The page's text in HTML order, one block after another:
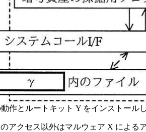
作とルートキット Y をインストール
アクセス以外はマルウェア X によ